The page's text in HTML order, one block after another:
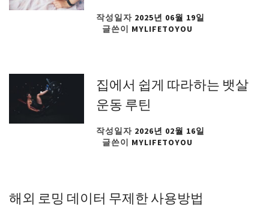
작성일자 2025년 06월 19일
글쓴이 MYLIFETOYOU
집에서 쉽게 따라하는 뱃살
운동 루틴
작성일자 2026년 02월 16일
글쓴이 MYLIFETOYOU
해외 로밍 데이터 무제한 사용방법